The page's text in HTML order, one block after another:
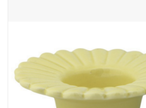
LED Kaarsen
Kaarsen accessoires